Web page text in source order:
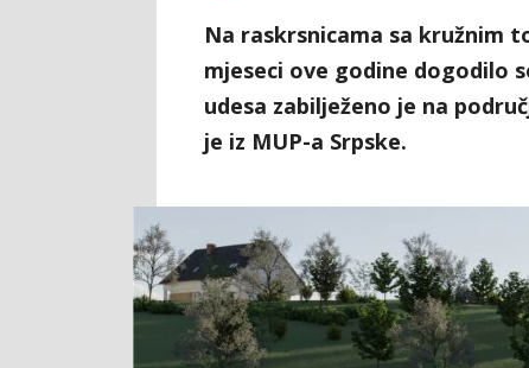
Na raskrsnicama sa kružnim
mjeseci ove godine dogodilo
udesa zabilježeno je na
je iz MUP-a Srpske.